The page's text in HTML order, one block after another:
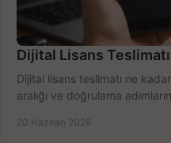
Dijital Lisans
Dijital lisans teslimatı ne
aralığı ve doğrulama
20 Haziran 2026